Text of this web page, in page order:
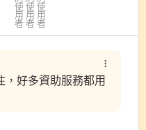
，好多資助服務都用